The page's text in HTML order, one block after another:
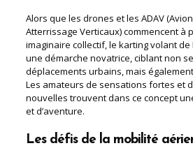
Alors que les drones et les ADAV
Atterrissage Verticaux) commencent à
imaginaire collectif, le karting volant de
une démarche novatrice, ciblant non
déplacements urbains, mais
Les amateurs de sensations fortes et
nouvelles trouvent dans ce concept
et d’aventure.
Les défis de la mobilité